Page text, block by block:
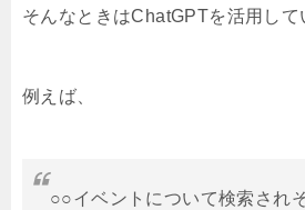
そんなときはChatGPTを活用して
例えば、
○○イベントについて検索され